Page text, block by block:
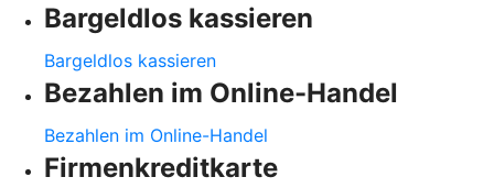
Bargeldlos kassieren
Bargeldlos kassieren
Bezahlen im Online-Handel
Bezahlen im Online-Handel
Firmenkreditkarte